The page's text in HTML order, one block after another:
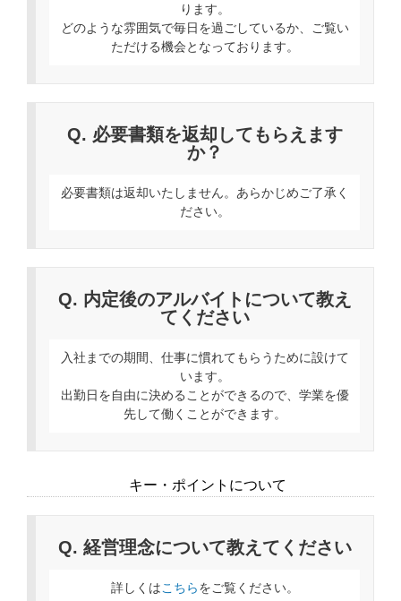
ります。
どのような雰囲気で毎日を過ごしているか、ご覧い
ただける機会となっております。
Q. 必要書類を返却してもらえます
か？
必要書類は返却いたしません。あらかじめご了承く
ださい。
Q. 内定後のアルバイトについて教え
てください
入社までの期間、仕事に慣れてもらうために設けて
います。
出勤日を自由に決めることができるので、学業を優
先して働くことができます。
キー・ポイントについて
Q. 経営理念について教えてください
詳しくは こちら をご覧ください。